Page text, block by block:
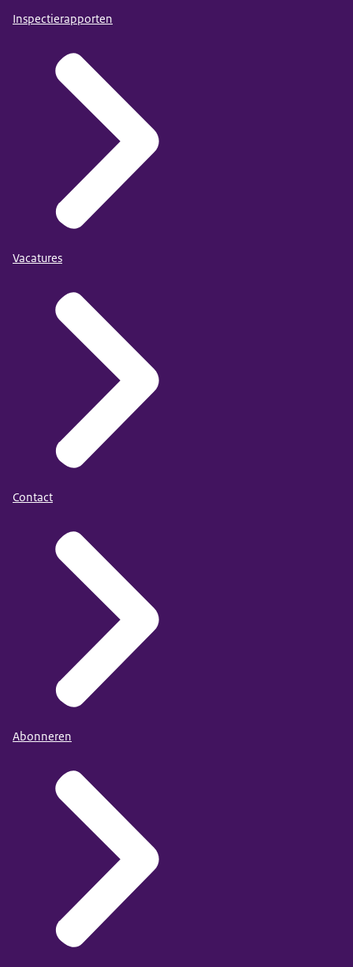
Inspectierapporten
Vacatures
Contact
Abonneren